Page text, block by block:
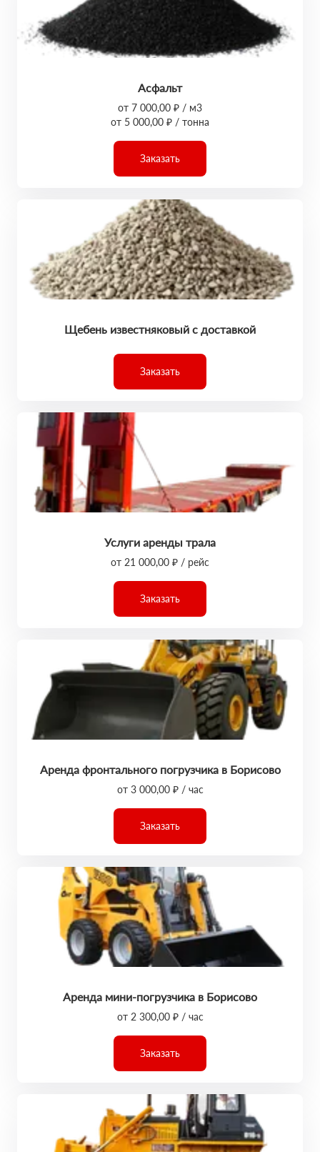
Асфальт
от 7 000,00 ₽ / м3
от 5 000,00 ₽ / тонна
Заказать
Щебень известняковый с доставкой
Заказать
Услуги аренды трала
от 21 000,00 ₽ / рейс
Заказать
Аренда фронтального погрузчика в Борисово
от 3 000,00 ₽ / час
Заказать
Аренда мини-погрузчика в Борисово
от 2 300,00 ₽ / час
Заказать